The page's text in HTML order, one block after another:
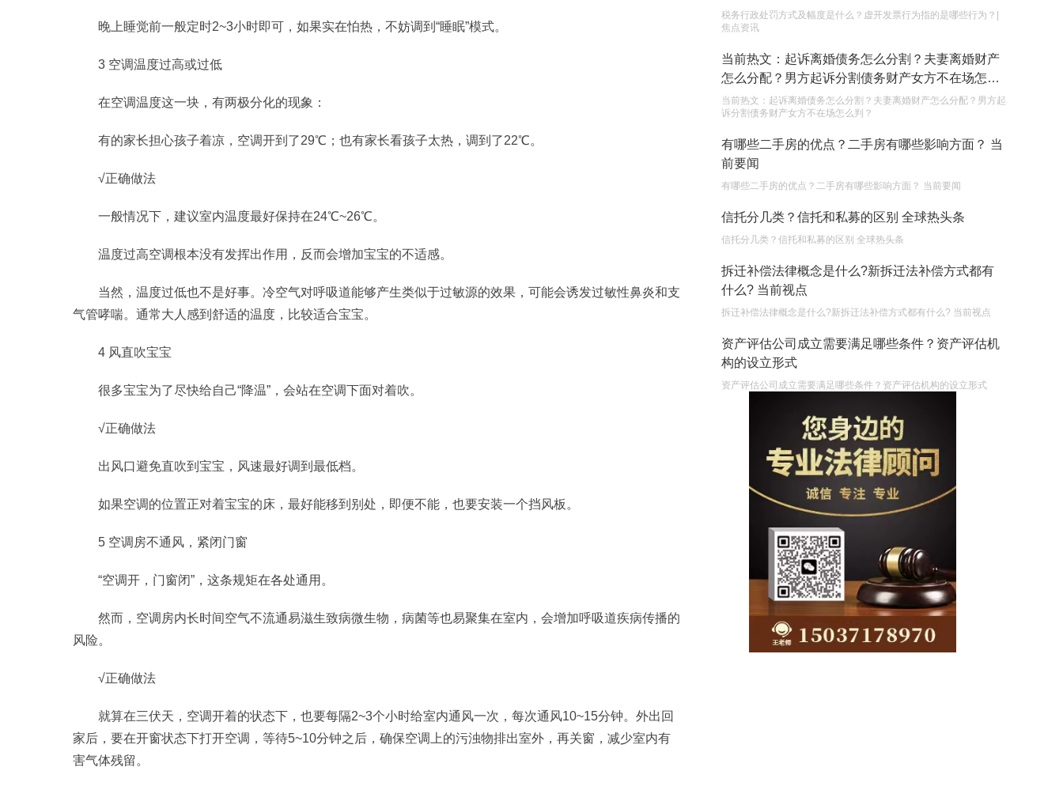
晚上睡觉前一般定时2~3小时即可，如果实在怕热，不妨调到“睡眠”模式。
3 空调温度过高或过低
在空调温度这一块，有两极分化的现象：
有的家长担心孩子着凉，空调开到了29℃；也有家长看孩子太热，调到了22℃。
√正确做法
一般情况下，建议室内温度最好保持在24℃~26℃。
温度过高空调根本没有发挥出作用，反而会增加宝宝的不适感。
当然，温度过低也不是好事。冷空气对呼吸道能够产生类似于过敏源的效果，可能会诱发过敏性鼻炎和支
气管哮喘。通常大人感到舒适的温度，比较适合宝宝。
4 风直吹宝宝
很多宝宝为了尽快给自己“降温”，会站在空调下面对着吹。
√正确做法
出风口避免直吹到宝宝，风速最好调到最低档。
如果空调的位置正对着宝宝的床，最好能移到别处，即便不能，也要安装一个挡风板。
5 空调房不通风，紧闭门窗
“空调开，门窗闭”，这条规矩在各处通用。
然而，空调房内长时间空气不流通易滋生致病微生物，病菌等也易聚集在室内，会增加呼吸道疾病传播的
风险。
√正确做法
就算在三伏天，空调开着的状态下，也要每隔2~3个小时给室内通风一次，每次通风10~15分钟。外出回
家后，要在开窗状态下打开空调，等待5~10分钟之后，确保空调上的污浊物排出室外，再关窗，减少室内有
害气体残留。
税务行政处罚方式及幅度是什么？虚开发票行为指的是哪些行为？|
焦点资讯
当前热文：起诉离婚债务怎么分割？夫妻离婚财产
怎么分配？男方起诉分割债务财产女方不在场怎么
判？
当前热文：起诉离婚债务怎么分割？夫妻离婚财产怎么分配？男方起
诉分割债务财产女方不在场怎么判？
有哪些二手房的优点？二手房有哪些影响方面？ 当
前要闻
有哪些二手房的优点？二手房有哪些影响方面？ 当前要闻
信托分几类？信托和私募的区别 全球热头条
信托分几类？信托和私募的区别 全球热头条
拆迁补偿法律概念是什么?新拆迁法补偿方式都有
什么? 当前视点
拆迁补偿法律概念是什么?新拆迁法补偿方式都有什么? 当前视点
资产评估公司成立需要满足哪些条件？资产评估机
构的设立形式
资产评估公司成立需要满足哪些条件？资产评估机构的设立形式